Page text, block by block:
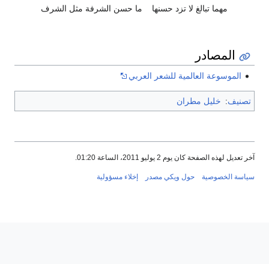
مهما تبالغ لا تزد حسنها
ما حسن الشرفة مثل الشرف
المصادر
الموسوعة العالمية للشعر العربي
تصنيف: خليل مطران
آخر تعديل لهذه الصفحة كان يوم 2 يوليو 2011، الساعة 01:20.
سياسة الخصوصية حول ويكي مصدر إخلاء مسؤولية